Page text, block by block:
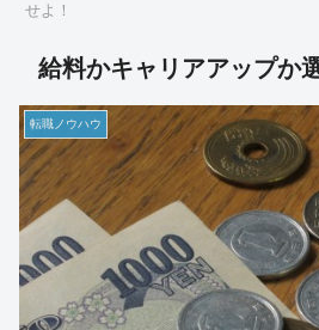
せよ！
給料かキャリアアップか
転職ノウハウ